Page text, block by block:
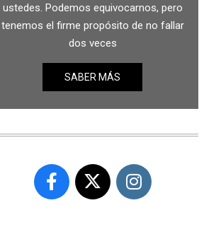
ustedes. Podemos equivocarnos, pero
tenemos el firme propósito de no fallar
dos veces
SABER MÁS